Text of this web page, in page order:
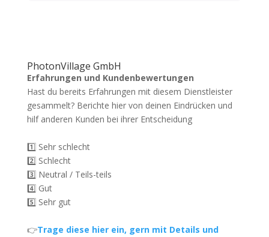
PhotonVillage GmbH
Erfahrungen und Kundenbewertungen
Hast du bereits Erfahrungen mit diesem Dienstleister
gesammelt? Berichte hier von deinen Eindrücken und
hilf anderen Kunden bei ihrer Entscheidung
1️⃣ Sehr schlecht
2️⃣ Schlecht
3️⃣ Neutral / Teils-teils
4️⃣ Gut
5️⃣ Sehr gut
👉Trage diese hier ein, gern mit Details und